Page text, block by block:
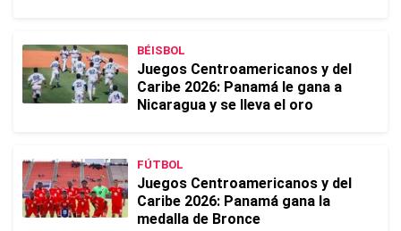
BÉISBOL
Juegos Centroamericanos y del
Caribe 2026: Panamá le gana a
Nicaragua y se lleva el oro
FÚTBOL
Juegos Centroamericanos y del
Caribe 2026: Panamá gana la
medalla de Bronce